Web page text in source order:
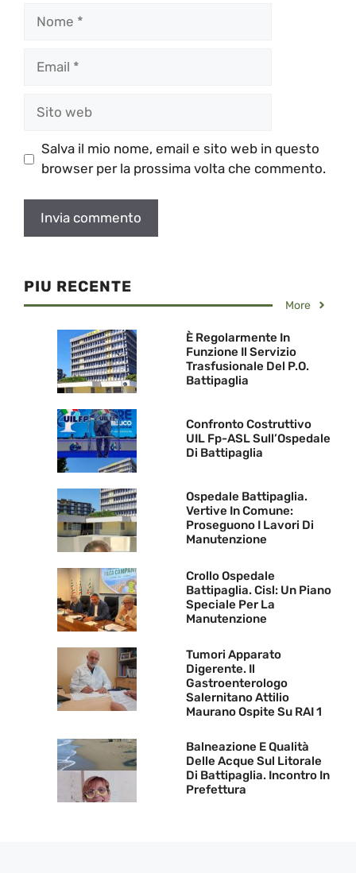
Salva il mio nome, email e sito web in questo
browser per la prossima volta che commento.
PIU RECENTE
More
È Regolarmente In
Funzione Il Servizio
Trasfusionale Del P.O.
Battipaglia
Confronto Costruttivo
UIL Fp-ASL Sull’Ospedale
Di Battipaglia
Ospedale Battipaglia.
Vertive In Comune:
Proseguono I Lavori Di
Manutenzione
Crollo Ospedale
Battipaglia. Cisl: Un Piano
Speciale Per La
Manutenzione
Tumori Apparato
Digerente. Il
Gastroenterologo
Salernitano Attilio
Maurano Ospite Su RAI 1
Balneazione E Qualità
Delle Acque Sul Litorale
Di Battipaglia. Incontro In
Prefettura